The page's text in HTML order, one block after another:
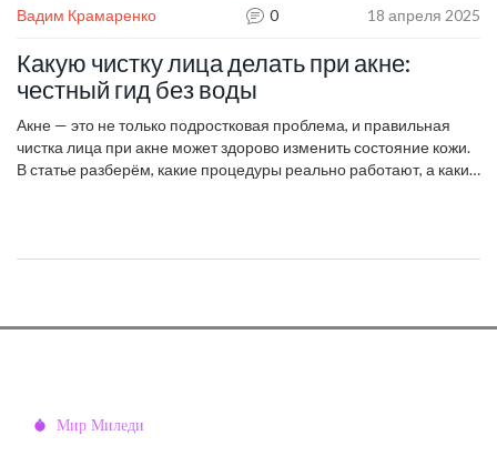
Вадим Крамаренко 0 18 апреля 2025
Какую чистку лица делать при акне:
честный гид без воды
Акне — это не только подростковая проблема, и правильная
чистка лица при акне может здорово изменить состояние кожи.
В статье разберём, какие процедуры реально работают, а какие
к косметологу. Плюс поделюсь советами, как не нарваться на